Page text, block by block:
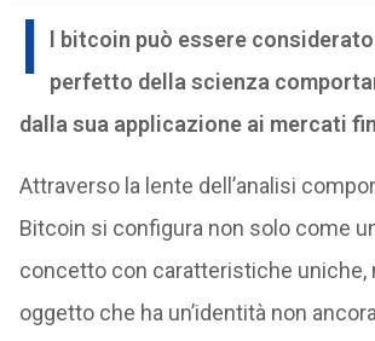
I
l bitcoin può essere
perfetto della scienza
dalla sua applicazione ai mercati
Attraverso la lente dell’analisi
Bitcoin si configura non solo come
concetto con caratteristiche uniche,
oggetto che ha un’identità non